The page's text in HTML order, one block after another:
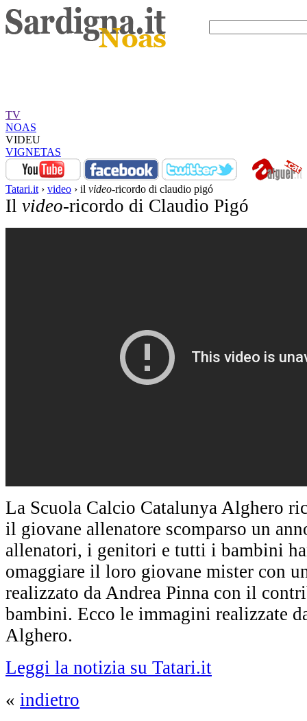
TV
NOAS
VIDEU
VIGNETAS
Tatari.it › video › il video-ricordo di claudio pigó
Il video-ricordo di Claudio Pigó
La Scuola Calcio Catalunya Alghero
il giovane allenatore scomparso un
allenatori, i genitori e tutti i bambini
omaggiare il loro giovane mister con
realizzato da Andrea Pinna con il
bambini. Ecco le immagini realizzate
Alghero.
Leggi la notizia su Tatari.it
« indietro